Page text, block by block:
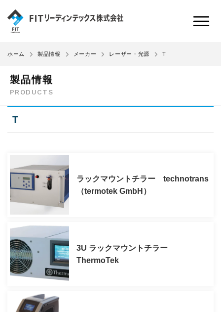
ホーム 製品情報 メーカー レーザー・光源 T
製品情報
PRODUCTS
T
ラックマウントチラー technotrans
（termotek GmbH）
3U ラックマウントチラー
ThermoTek